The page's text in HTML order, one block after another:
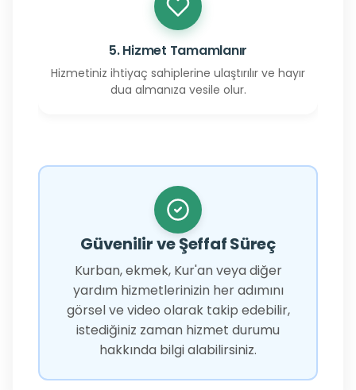
5. Hizmet Tamamlanır
Hizmetiniz ihtiyaç sahiplerine ulaştırılır ve hayır
dua almanıza vesile olur.
Güvenilir ve Şeffaf Süreç
Kurban, ekmek, Kur'an veya diğer
yardım hizmetlerinizin her adımını
görsel ve video olarak takip edebilir,
istediğiniz zaman hizmet durumu
hakkında bilgi alabilirsiniz.